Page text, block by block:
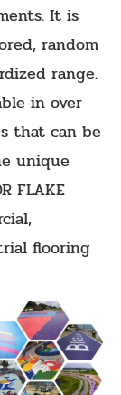
It is
random
range.
in over
that can be
unique
FLAKE
flooring